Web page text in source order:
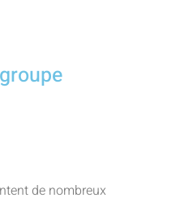
de nombreux